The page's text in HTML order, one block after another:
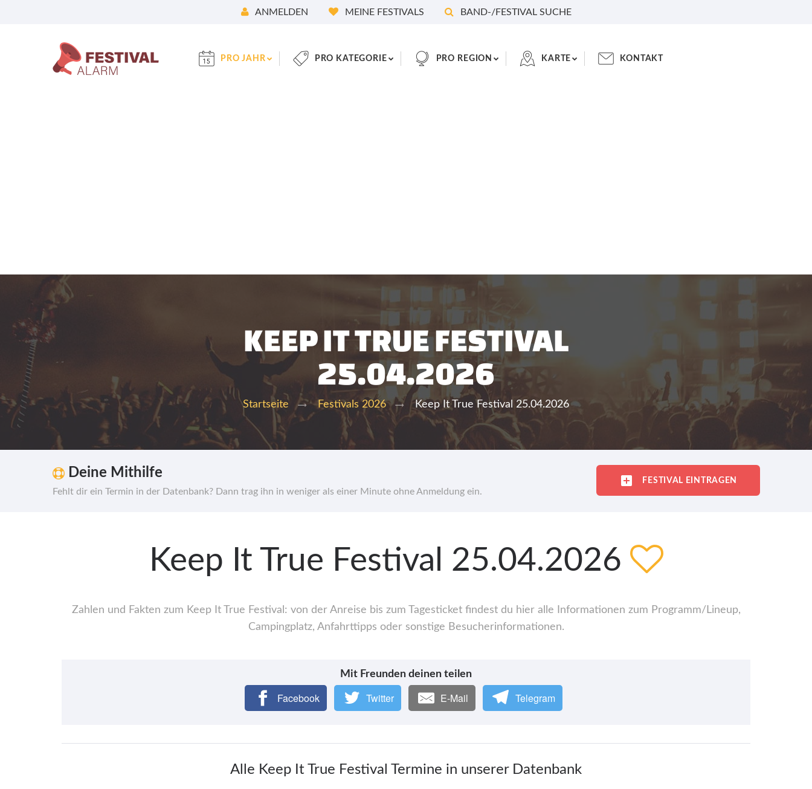
ANMELDEN MEINE FESTIVALS BAND-/FESTIVAL SUCHE
PRO JAHR PRO KATEGORIE PRO REGION KARTE KONTAKT
KEEP IT TRUE FESTIVAL
25.04.2026
Startseite Festivals 2026 Keep It True Festival 25.04.2026
Deine Mithilfe
Fehlt dir ein Termin in der Datenbank? Dann trag ihn in weniger als einer Minute ohne Anmeldung ein.
FESTIVAL EINTRAGEN
Keep It True Festival 25.04.2026
Zahlen und Fakten zum Keep It True Festival: von der Anreise bis zum Tagesticket findest du hier alle Informationen zum Programm/Lineup,
Campingplatz, Anfahrttipps oder sonstige Besucherinformationen.
Mit Freunden deinen teilen
Facebook Twitter E-Mail Telegram
Alle Keep It True Festival Termine in unserer Datenbank